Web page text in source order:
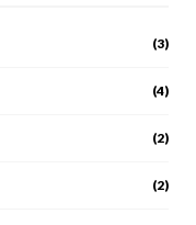
(3)
(4)
(2)
(2)